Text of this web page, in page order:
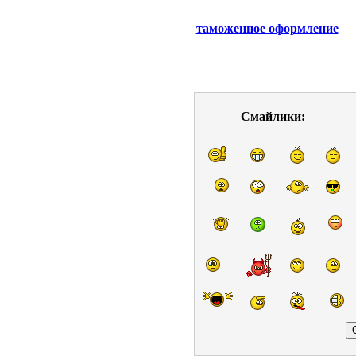
таможенное оформление
Смайлики: